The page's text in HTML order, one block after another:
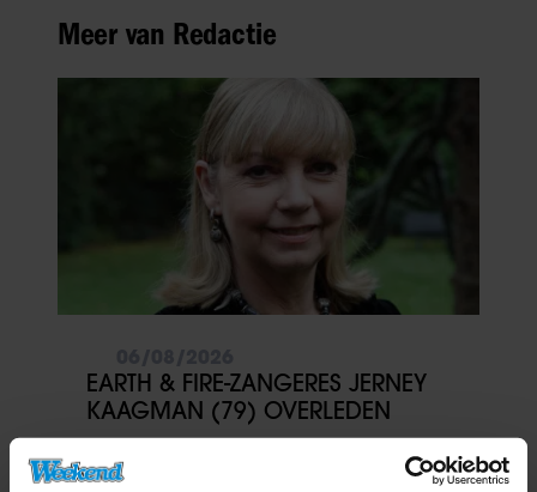
Meer van Redactie
EARTH & FIRE-ZANGERES JERNEY
KAAGMAN (79) OVERLEDEN